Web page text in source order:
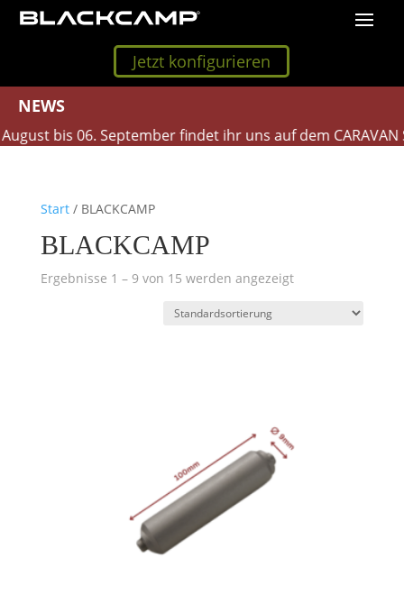
Jetzt konfigurieren
NEWS
bis 06. September findet ihr uns auf dem CARAVAN
Start/ BLACKCAMP
BLACKCAMP
Ergebnisse 1 – 9 von 15 werden angezeigt